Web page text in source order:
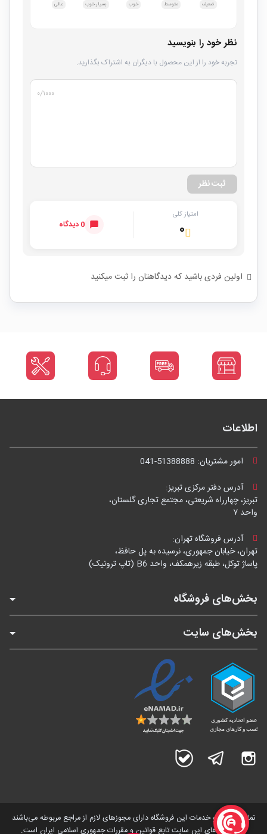
ضعیف متوسط خوب بسیار خوب عالی
نظر خود را بنویسید
تجربه خود را از این محصول با دیگران به اشتراک بگذارید.
۰/۱۰۰۰
ثبت نظر
امتیاز کلی
۰ 0 دیدگاه
اولین فردی باشید که دیدگاهتان را ثبت میکنید
اطلاعات
امور مشتریان: 041-51388888
آدرس دفتر مرکزی تبریز:
تبریز، چهارراه شریعتی، مجتمع تجاری گلستان،
واحد ۷
آدرس فروشگاه تهران:
تهران، خیابان جمهوری، نرسیده به پل حافظ،
پاساژ توکل، طبقه زیرهمکف، واحد B6 (تاپ ترونیک)
بخش‌های فروشگاه
بخش‌های سایت
اینستاگرام تلگرام
تمامی کالاها و خدمات این فروشگاه دارای مجوز‌های لازم از مراجع مربوطه می‌باشند
و فعالیت های این سایت تابع قوانین و مقررات جمهوری اسلامی ایران است.